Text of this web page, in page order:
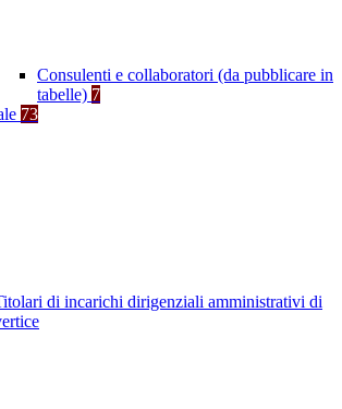
Consulenti e collaboratori (da pubblicare in
tabelle) 7
73
di incarichi dirigenziali amministrativi di